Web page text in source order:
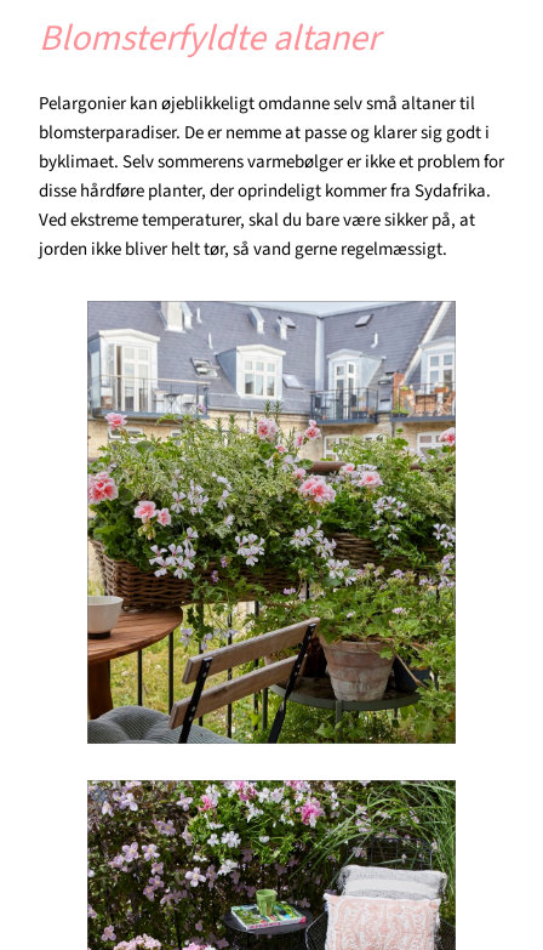
Blomsterfyldte altaner
Pelargonier kan øjeblikkeligt omdanne selv små altaner til
blomsterparadiser. De er nemme at passe og klarer sig godt i
byklimaet. Selv sommerens varmebølger er ikke et problem for
disse hårdføre planter, der oprindeligt kommer fra Sydafrika.
Ved ekstreme temperaturer, skal du bare være sikker på, at
jorden ikke bliver helt tør, så vand gerne regelmæssigt.